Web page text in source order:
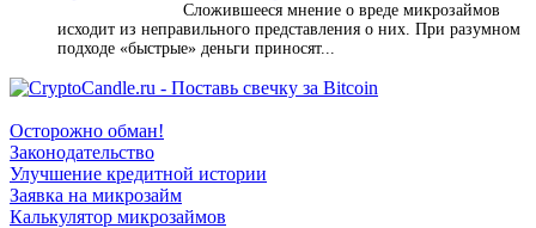
Сложившееся мнение о вреде микрозаймов
исходит из неправильного представления о них. При разумном
подходе «быстрые» деньги приносят...
Осторожно обман!
Законодательство
Улучшение кредитной истории
Заявка на микрозайм
Калькулятор микрозаймов